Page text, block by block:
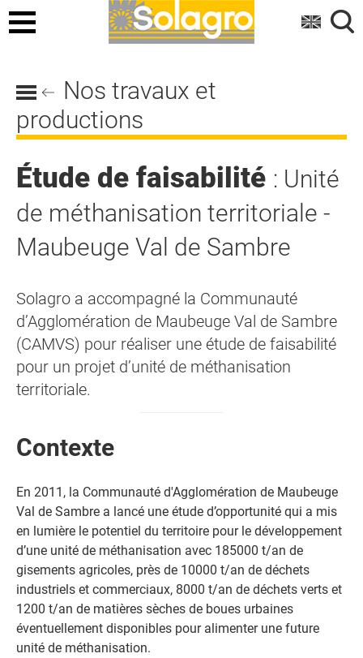
Menu
Nos travaux et
productions
Étude de faisabilité : Unité
de méthanisation territoriale -
Maubeuge Val de Sambre
Solagro a accompagné la Communauté
d’Agglomération de Maubeuge Val de Sambre
(CAMVS) pour réaliser une étude de faisabilité
pour un projet d’unité de méthanisation
territoriale.
Contexte
En 2011, la Communauté d'Agglomération de Maubeuge
Val de Sambre a lancé une étude d’opportunité qui a mis
en lumière le potentiel du territoire pour le développement
d’une unité de méthanisation avec 185000 t/an de
gisements agricoles, près de 10000 t/an de déchets
industriels et commerciaux, 8000 t/an de déchets verts et
1200 t/an de matières sèches de boues urbaines
éventuellement disponibles pour alimenter une future
unité de méthanisation.